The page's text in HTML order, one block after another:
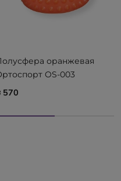
оранжевая
OS-003
570